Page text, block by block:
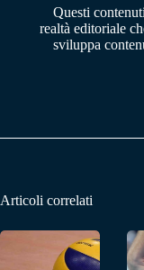
Questi
realtà editoriale
sviluppa
Articoli correlati